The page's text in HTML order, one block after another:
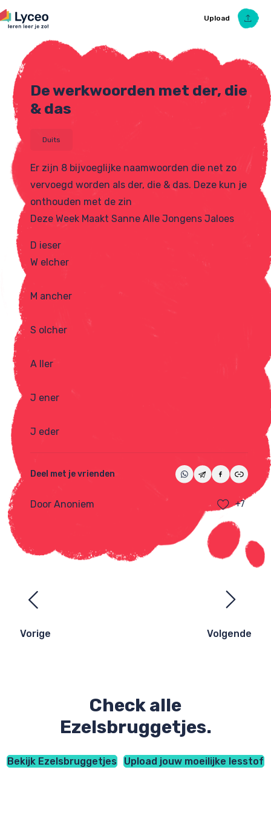
Upload
Upload Ezelsbruggetje
De werkwoorden met der, die
& das
Duits
Er zijn 8 bijvoeglijke naamwoorden die net zo
vervoegd worden als der, die & das. Deze kun je
onthouden met de zin
Deze Week Maakt Sanne Alle Jongens Jaloes
D ieser
W elcher
M ancher
S olcher
A ller
J ener
J eder
Deel met je vrienden
Door Anoniem +7
Ezelsbruggetjes
navigatie
Vorige Volgende
Check alle
Ezelsbruggetjes.
Bekijk Ezelsbruggetjes Upload jouw moeilijke lesstof